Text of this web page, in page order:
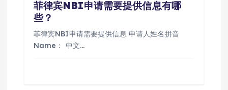
菲律宾NBI申请需要提供信息有哪
些？
菲律宾NBI申请需要提供信息 申请人姓名拼音
Name： 中文…